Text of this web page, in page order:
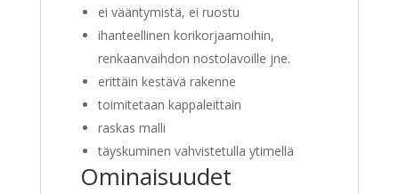
ei vääntymistä, ei ruostu
ihanteellinen korikorjaamoihin,
renkaanvaihdon nostolavoille jne.
erittäin kestävä rakenne
toimitetaan kappaleittain
raskas malli
täyskuminen vahvistetulla ytimellä
Ominaisuudet